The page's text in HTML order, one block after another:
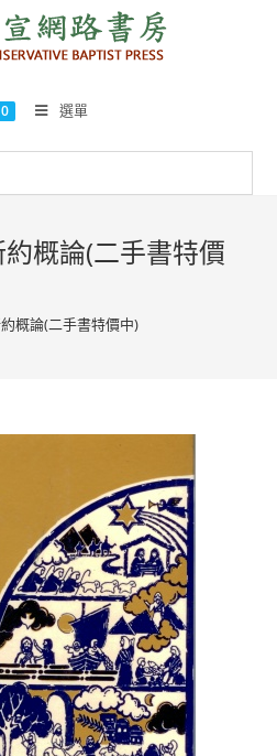
0 選單
概論(二手書特價
概論(二手書特價中)